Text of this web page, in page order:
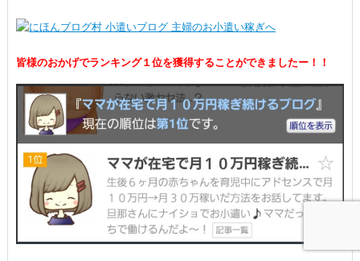
皆様のおかげでランキング１位を獲得することができましたー！！